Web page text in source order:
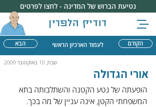
דודיק הלפרין
נטיעת הברוש של המדינה - לחצו לפרטים
הבא הקודם לעמוד הארכיון הראשי
שבת, 10 באוקטובר 2009
אורי הגדולה
הופעתה של נטע הקטנה והשתלבותה בתא
המשפחתי הקטן, אינה עניין של מה בכך.